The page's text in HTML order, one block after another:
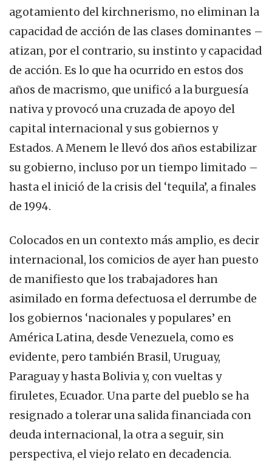
agotamiento del kirchnerismo, no eliminan la
capacidad de acción de las clases dominantes –
atizan, por el contrario, su instinto y capacidad
de acción. Es lo que ha ocurrido en estos dos
años de macrismo, que unificó a la burguesía
nativa y provocó una cruzada de apoyo del
capital internacional y sus gobiernos y
Estados. A Menem le llevó dos años estabilizar
su gobierno, incluso por un tiempo limitado –
hasta el inició de la crisis del ‘tequila’, a finales
de 1994.
Colocados en un contexto más amplio, es decir
internacional, los comicios de ayer han puesto
de manifiesto que los trabajadores han
asimilado en forma defectuosa el derrumbe de
los gobiernos ‘nacionales y populares’ en
América Latina, desde Venezuela, como es
evidente, pero también Brasil, Uruguay,
Paraguay y hasta Bolivia y, con vueltas y
firuletes, Ecuador. Una parte del pueblo se ha
resignado a tolerar una salida financiada con
deuda internacional, la otra a seguir, sin
perspectiva, el viejo relato en decadencia.